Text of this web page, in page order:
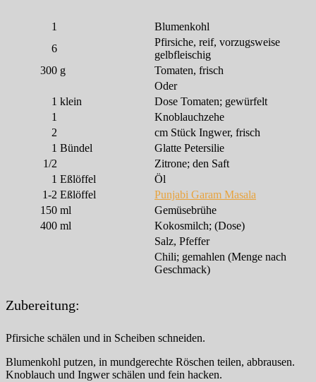
1
Blumenkohl
6
Pfirsiche, reif, vorzugsweise
gelbfleischig
300 g
Tomaten, frisch
Oder
1 klein
Dose Tomaten; gewürfelt
1
Knoblauchzehe
2
cm Stück Ingwer, frisch
1 Bündel
Glatte Petersilie
1/2
Zitrone; den Saft
1 Eßlöffel
Öl
1-2 Eßlöffel
Punjabi Garam Masala
150 ml
Gemüsebrühe
400 ml
Kokosmilch; (Dose)
Salz, Pfeffer
Chili; gemahlen (Menge nach
Geschmack)
Zubereitung:
Pfirsiche schälen und in Scheiben schneiden.
Blumenkohl putzen, in mundgerechte Röschen teilen, abbrausen.
Knoblauch und Ingwer schälen und fein hacken.